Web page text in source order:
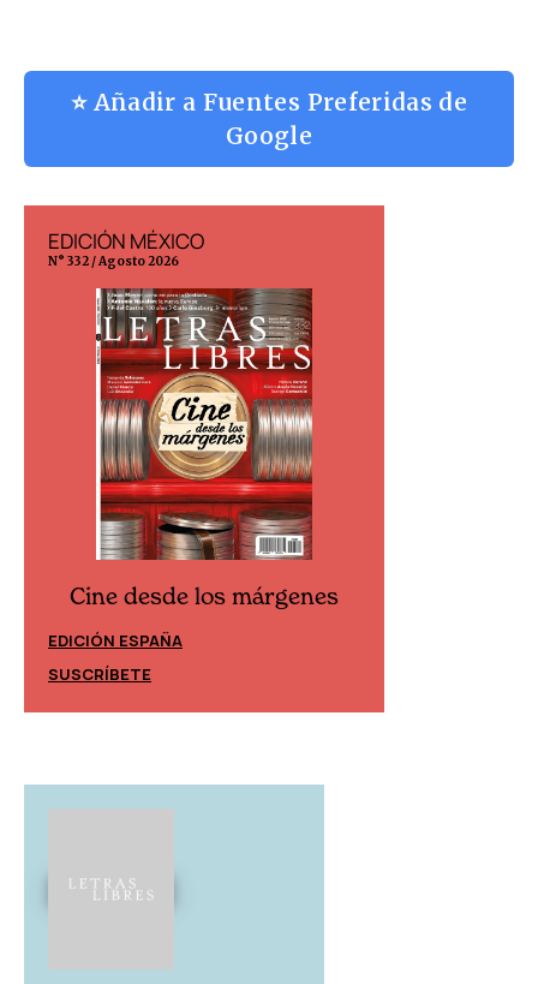
⭐ Añadir a Fuentes Preferidas de
Google
EDICIÓN MÉXICO
N° 332 / Agosto 2026
Cine desde los márgenes
EDICIÓN ESPAÑA
SUSCRÍBETE